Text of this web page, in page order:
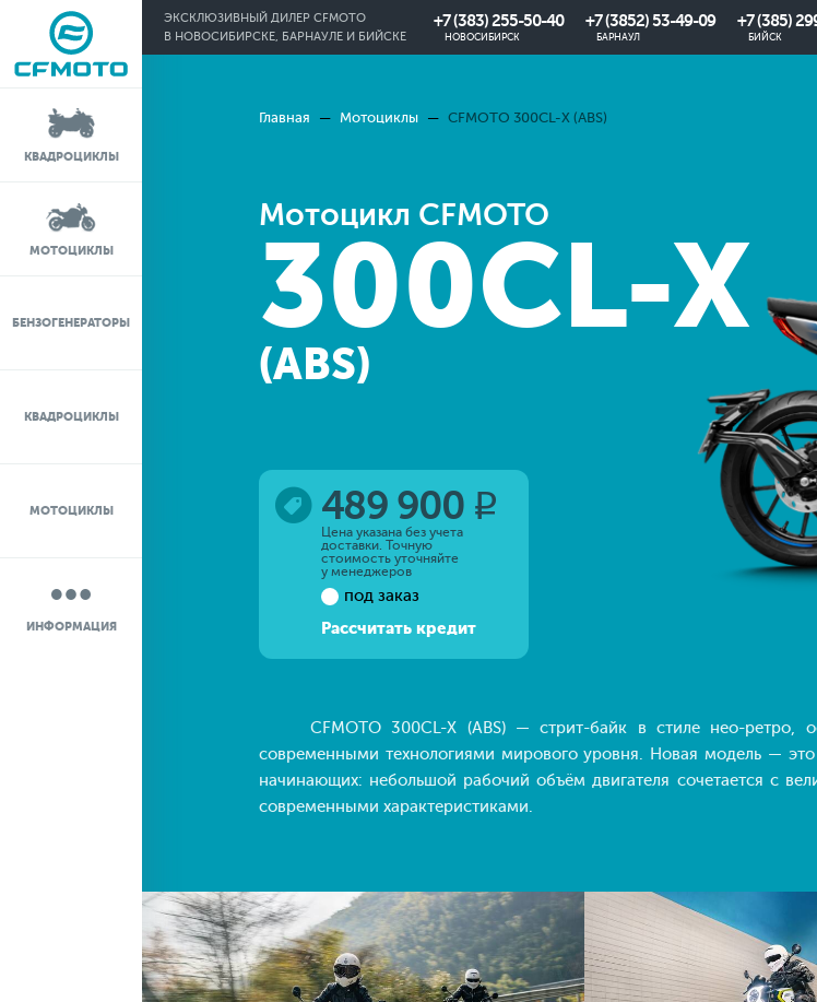
ЭКСКЛЮЗИВНЫЙ ДИЛЕР CFMOTO
В НОВОСИБИРСКЕ, БАРНАУЛЕ И БИЙСКЕ
+7 (383) 255-50-40
НОВОСИБИРСК
+7 (3852) 53-49-09
БАРНАУЛ
+7 (385)
БИЙСК
КВАДРОЦИКЛЫ
МОТОЦИКЛЫ
БЕНЗОГЕНЕРАТОРЫ
КВАДРОЦИКЛЫ
МОТОЦИКЛЫ
ИНФОРМАЦИЯ
0%
IN
Главная Мотоциклы CFMOTO 300CL-X (ABS)
Мотоцикл CFMOTO
300CL-X
(ABS)
489 900 q
Цена указана без учета
доставки. Точную
стоимость уточняйте
у менеджеров
под заказ
Рассчитать кредит
CFMOTO 300CL-X (ABS) — стрит-байк в стиле нео-ретро,
современными технологиями мирового уровня. Новая модель — это
начинающих: небольшой рабочий объём двигателя сочетается с
современными характеристиками.